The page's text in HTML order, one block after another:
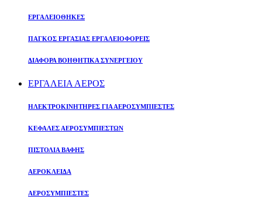
ΕΡΓΑΛΕΙΟΘΗΚΕΣ
ΠΑΓΚΟΣ ΕΡΓΑΣΙΑΣ ΕΡΓΑΛΕΙΟΦΟΡΕΙΣ
ΔΙΑΦΟΡΑ ΒΟΗΘΗΤΙΚΑ ΣΥΝΕΡΓΕΙΟΥ
ΕΡΓΑΛΕΙΑ ΑΕΡΟΣ
ΗΛΕΚΤΡΟΚΙΝΗΤΗΡΕΣ ΓΙΑ ΑΕΡΟΣΥΜΠΙΕΣΤΕΣ
ΚΕΦΑΛΕΣ ΑΕΡΟΣΥΜΠΙΕΣΤΩΝ
ΠΙΣΤΟΛΙΑ ΒΑΦΗΣ
ΑΕΡΟΚΛΕΙΔΑ
ΑΕΡΟΣΥΜΠΙΕΣΤΕΣ